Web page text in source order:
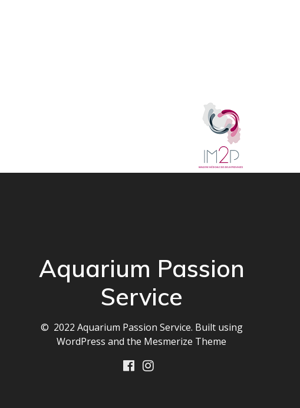
Aquarium Passion
Service
© 2022 Aquarium Passion Service. Built using
WordPress and the Mesmerize Theme